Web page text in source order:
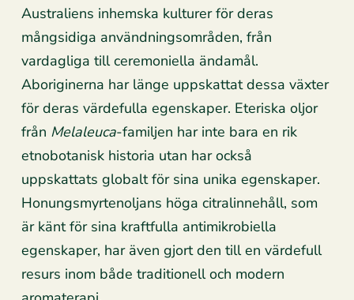
Australiens inhemska kulturer för deras
mångsidiga användningsområden, från
vardagliga till ceremoniella ändamål.
Aboriginerna har länge uppskattat dessa växter
för deras värdefulla egenskaper. Eteriska oljor
från Melaleuca-familjen har inte bara en rik
etnobotanisk historia utan har också
uppskattats globalt för sina unika egenskaper.
Honungsmyrtenoljans höga citralinnehåll, som
är känt för sina kraftfulla antimikrobiella
egenskaper, har även gjort den till en värdefull
resurs inom både traditionell och modern